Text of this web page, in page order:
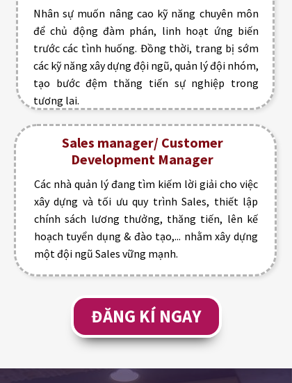
Các nhà quản lý đang tìm kiếm lời giải cho việc
xây dựng và tối ưu quy trình Sales, thiết lập
chính sách lương thưởng, thăng tiến, lên kế
hoạch tuyển dụng & đào tạo,... nhằm xây dựng
một đội ngũ Sales vững mạnh.
Sales manager/ Customer
Development Manager
Nhân sự muốn nâng cao kỹ năng chuyên môn
để chủ động đàm phán, linh hoạt ứng biến
trước các tình huống. Đồng thời, trang bị sớm
các kỹ năng xây dựng đội ngũ, quản lý đội nhóm,
tạo bước đệm thăng tiến sự nghiệp trong
tương lai.
ĐĂNG KÍ NGAY